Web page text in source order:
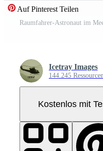
Auf Pinterest Teilen
Raumfahrer-Astronaut im
Icetray Images
144.245
Kostenlos mit